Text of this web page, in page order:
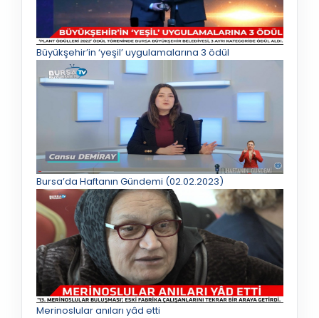
Büyükşehir’in ‘yeşil’ uygulamalarına 3 ödül
Bursa’da Haftanın Gündemi (02.02.2023)
Merinoslular anıları yâd etti